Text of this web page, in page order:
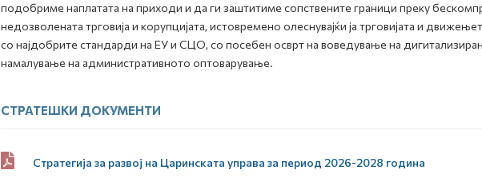
подобриме наплатата на приходи и да ги заштитиме сопствените граници преку
недозволената трговија и корупцијата, истовремено олеснувајќи ја трговијата и
со најдобрите стандарди на ЕУ и СЦО, со посебен осврт на воведување на
намалување на административното оптоварување.
СТРАТЕШКИ ДОКУМЕНТИ
Стратегија за развој на Царинската управа за период 2026-2028 година